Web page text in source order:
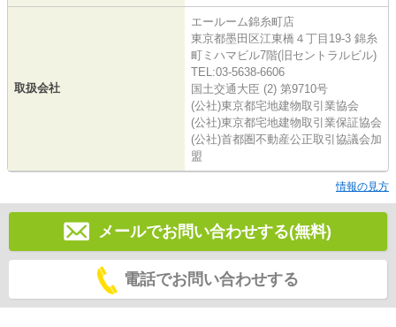
取扱会社
エールーム錦糸町店
東京都墨田区江東橋４丁目19-3 錦糸
町ミハマビル7階(旧セントラルビル)
TEL:03-5638-6606
国土交通大臣 (2) 第9710号
(公社)東京都宅地建物取引業協会
(公社)東京都宅地建物取引業保証協会
(公社)首都圏不動産公正取引協議会加
盟
情報の見方
メールでお問い合わせする(無料)
電話でお問い合わせする